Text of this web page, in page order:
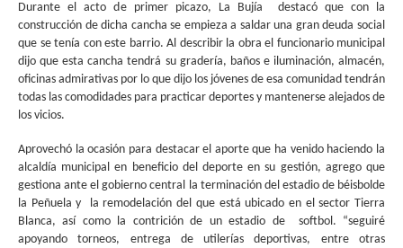
Durante el acto de primer picazo, La Bujía destacó que con la
construcción de dicha cancha se empieza a saldar una gran deuda social
que se tenía con este barrio. Al describir la obra el funcionario municipal
dijo que esta cancha tendrá su gradería, baños e iluminación, almacén,
oficinas admirativas por lo que dijo los jóvenes de esa comunidad tendrán
todas las comodidades para practicar deportes y mantenerse alejados de
los vicios.
Aprovechó la ocasión para destacar el aporte que ha venido haciendo la
alcaldía municipal en beneficio del deporte en su gestión, agrego que
gestiona ante el gobierno central la terminación del estadio de béisbolde
la Peñuela y la remodelación del que está ubicado en el sector Tierra
Blanca, así como la contrición de un estadio de softbol. “seguiré
apoyando torneos, entrega de utilerías deportivas, entre otras